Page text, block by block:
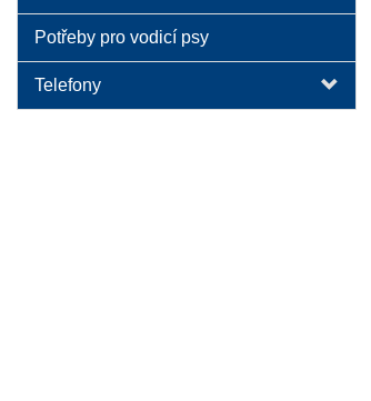
Potřeby pro vodicí psy
Telefony